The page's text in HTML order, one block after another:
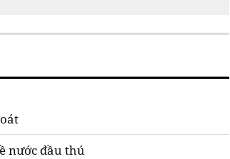
nước đầu thú